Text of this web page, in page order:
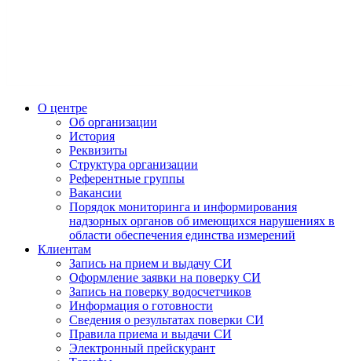
О центре
Об организации
История
Реквизиты
Структура организации
Референтные группы
Вакансии
Порядок мониторинга и информирования
надзорных органов об имеющихся нарушениях в
области обеспечения единства измерений
Клиентам
Запись на прием и выдачу СИ
Оформление заявки на поверку СИ
Запись на поверку водосчетчиков
Информация о готовности
Сведения о результатах поверки СИ
Правила приема и выдачи СИ
Электронный прейскурант